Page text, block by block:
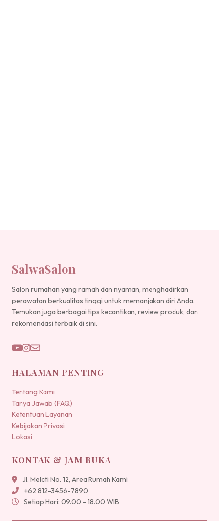
SalwaSalon
Salon rumahan yang ramah dan nyaman, menghadirkan
perawatan berkualitas tinggi untuk memanjakan diri Anda.
Temukan juga berbagai tips kecantikan, review produk, dan
rekomendasi terbaik di sini.
HALAMAN PENTING
Tentang Kami
Tanya Jawab (FAQ)
Ketentuan Layanan
Kebijakan Privasi
Lokasi
KONTAK & JAM BUKA
Jl. Melati No. 12, Area Rumah Kami
+62 812-3456-7890
Setiap Hari: 09.00 - 18.00 WIB